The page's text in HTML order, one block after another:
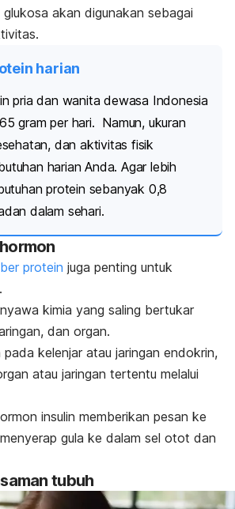
akan digunakan sebagai
harian
pria dan wanita dewasa Indonesia
gram per hari. Namun, ukuran
dan aktivitas fisik
harian Anda.Agar lebih
protein sebanyak 0,8
dalam sehari.
protein juga penting untuk
kimia yang saling bertukar
dan organ.
kelenjar atau jaringan endokrin,
atau jaringan tertentu melalui
insulin memberikan pesan ke
gula ke dalam sel otot dan
tubuh